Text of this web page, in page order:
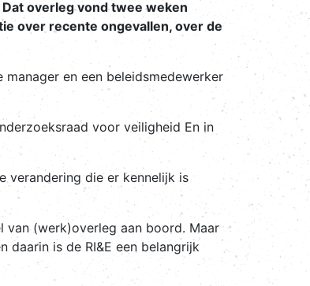
overleg vond twee weken
over recente ongevallen, over de
en een beleidsmedewerker
voor veiligheid En in
verandering die er kennelijk is
van (werk)overleg aan boord. Maar
is de RI&E een belangrijk